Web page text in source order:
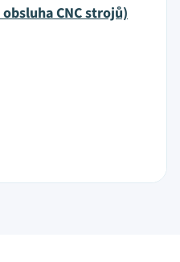
CNC strojů)